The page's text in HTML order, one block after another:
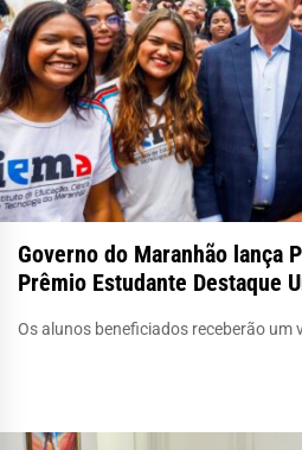
Governo do Maranhão lança
Prêmio Estudante Destaque
Os alunos beneficiados receberão um